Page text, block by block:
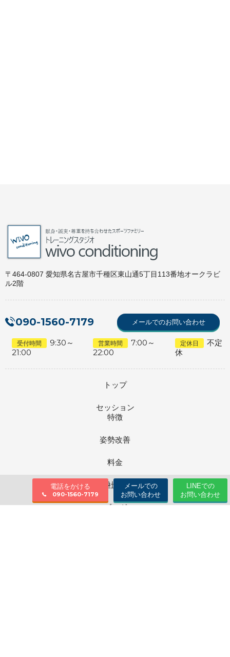
〒464-0807 愛知県名古屋市千種区東山通5丁目113番地オークラビ
ル2階
090-1560-7179 メールでのお問い合わせ
受付時間
9:30～
21:00
営業時間
7:00～
22:00
定休日
不定
休
トップ
セッション
特徴
姿勢改善
料金
会社情報
ブログ
電話をかける
090-1560-7179
メールでの
お問い合わせ
LINEでの
お問い合わせ